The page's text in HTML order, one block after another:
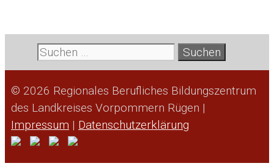
Suche
nach:
© 2026 Regionales Berufliches Bildungszentrum
des Landkreises Vorpommern Rügen |
Impressum | Datenschutzerklärung